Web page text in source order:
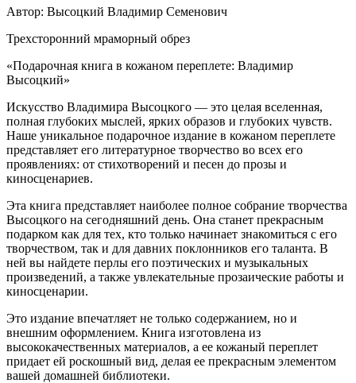
Автор: Высоцкий Владимир Семенович
Трехсторонний мраморный обрез
«Подарочная книга в кожаном переплете: Владимир
Высоцкий»
Искусство Владимира Высоцкого — это целая вселенная,
полная глубоких мыслей, ярких образов и глубоких чувств.
Наше уникальное подарочное издание в кожаном переплете
представляет его литературное творчество во всех его
проявлениях: от стихотворений и песен до прозы и
киносценариев.
Эта книга представляет наиболее полное собрание творчества
Высоцкого на сегодняшний день. Она станет прекрасным
подарком как для тех, кто только начинает знакомиться с его
творчеством, так и для давних поклонников его таланта. В
ней вы найдете перлы его поэтических и музыкальных
произведений, а также увлекательные прозаические работы и
киносценарии.
Это издание впечатляет не только содержанием, но и
внешним оформлением. Книга изготовлена из
высококачественных материалов, а ее кожаный переплет
придает ей роскошный вид, делая ее прекрасным элементом
вашей домашней библиотеки.